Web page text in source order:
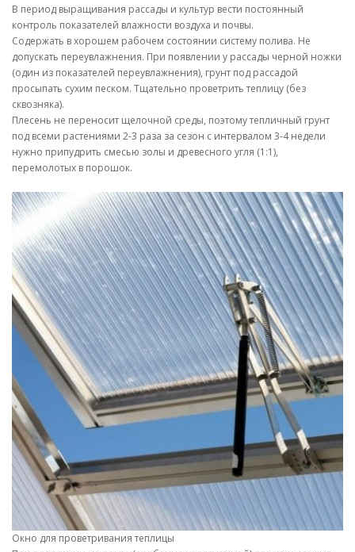
В период выращивания рассады и культур вести постоянный
контроль показателей влажности воздуха и почвы.
Содержать в хорошем рабочем состоянии систему полива. Не
допускать переувлажнения. При появлении у рассады черной ножки
(один из показателей переувлажнения), грунт под рассадой
просыпать сухим песком. Тщательно проветрить теплицу (без
сквозняка).
Плесень не переносит щелочной среды, поэтому тепличный грунт
под всеми растениями 2-3 раза за сезон с интервалом 3-4 недели
нужно припудрить смесью золы и древесного угля (1:1),
перемолотых в порошок.
Окно для проветривания теплицы